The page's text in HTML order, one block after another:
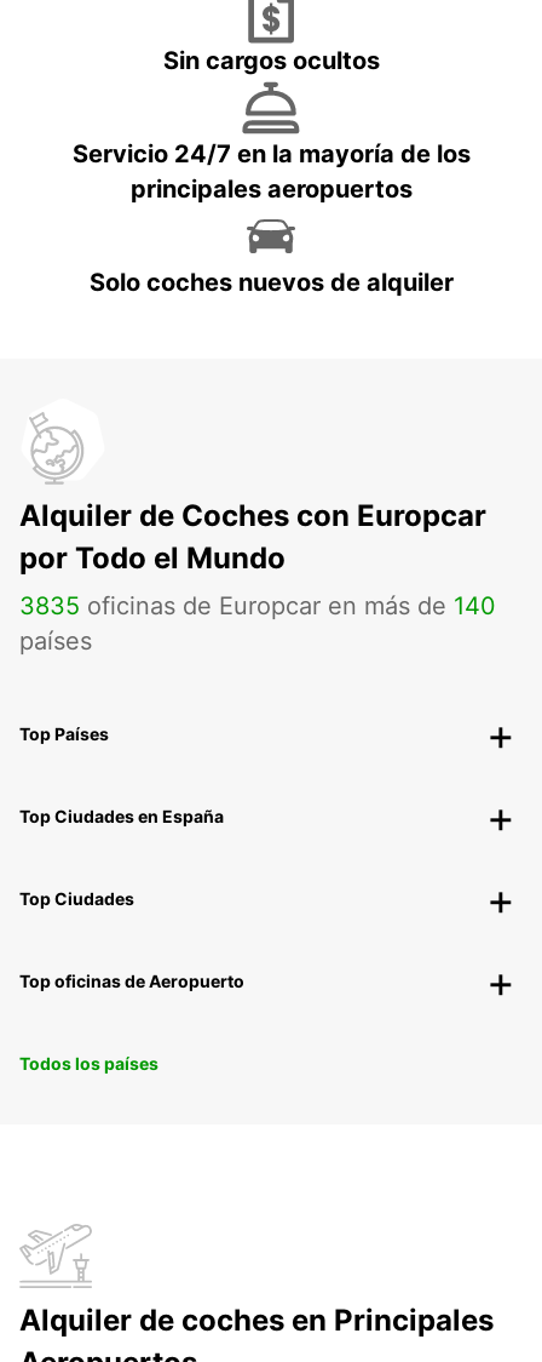
Sin cargos ocultos
Servicio 24/7 en la mayoría de los
principales aeropuertos
Solo coches nuevos de alquiler
Alquiler de Coches con Europcar
por Todo el Mundo
3835 oficinas de Europcar en más de 140
países
Top Países
Top Ciudades en España
Top Ciudades
Top oficinas de Aeropuerto
Todos los países
Alquiler de coches en Principales